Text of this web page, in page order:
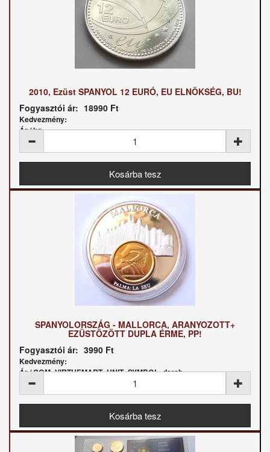
2010, Ezüst SPANYOL 12 EURÓ, EU ELNÖKSÉG, BU!
Fogyasztói ár: 18990 Ft
Kedvezmény:
Ár / kg:
SPANYOLORSZÁG - MALLORCA, ARANYOZOTT+
EZÜSTÖZÖTT DUPLA ÉRME, PP!
Fogyasztói ár: 3990 Ft
Kedvezmény:
Ár / COM_VIRTUEMART_UNIT_SYMBOL_darab: